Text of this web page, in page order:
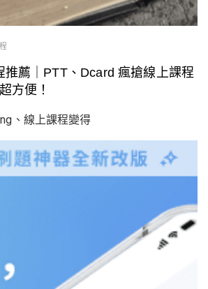
推薦｜PTT、Dcard 瘋搶線上課程
方便！
、線上課程變得